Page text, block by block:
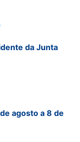
da Junta
agosto a 8 de